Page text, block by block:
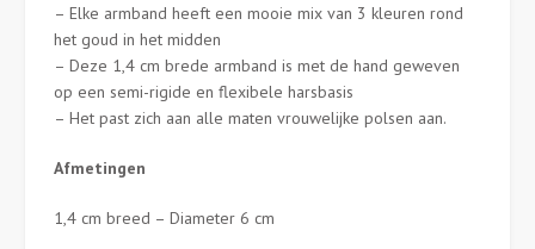
– Elke armband heeft een mooie mix van 3 kleuren rond
het goud in het midden
– Deze 1,4 cm brede armband is met de hand geweven
op een semi-rigide en flexibele harsbasis
– Het past zich aan alle maten vrouwelijke polsen aan.
Afmetingen
1,4 cm breed – Diameter 6 cm